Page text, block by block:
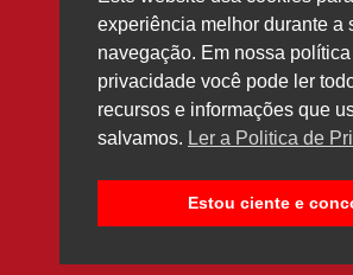
Siga-nos
experiência melhor durante a
navegação. Em nossa
privacidade você pode ler
recursos e informações que
salvamos. Ler a Politica de
Estou ciente e